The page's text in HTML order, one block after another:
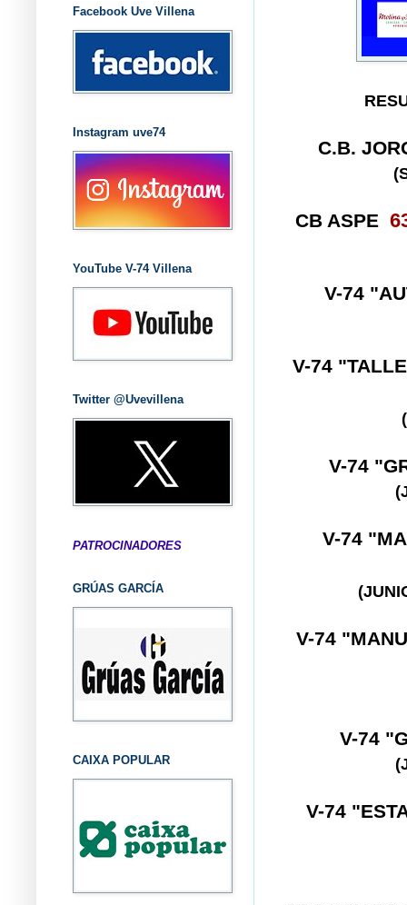
C.B.
CB ASPE
V-74
V-74
V-74
V-74
V-74
V-74
V-74
Facebook Uve Villena
Instagram uve74
YouTube V-74 Villena
Twitter @Uvevillena
PATROCINADORES
GRÚAS GARCÍA
CAIXA POPULAR